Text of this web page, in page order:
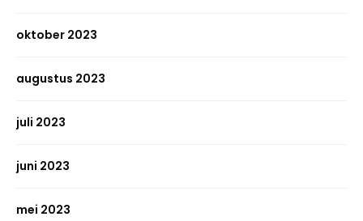
oktober 2023
augustus 2023
juli 2023
juni 2023
mei 2023